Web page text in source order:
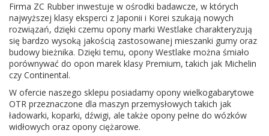
Firma ZC Rubber inwestuje w ośrodki badawcze, w których
najwyższej klasy eksperci z Japonii i Korei szukają nowych
rozwiązań, dzięki czemu opony marki Westlake charakteryzują
się bardzo wysoką jakością zastosowanej mieszanki gumy oraz
budowy bieżnika. Dzięki temu, opony Westlake można śmiało
porównywać do opon marek klasy Premium, takich jak Michelin
czy Continental.
W ofercie naszego sklepu posiadamy opony wielkogabarytowe
OTR przeznaczone dla maszyn przemysłowych takich jak
ładowarki, koparki, dźwigi, ale także opony pełne do wózków
widłowych oraz opony ciężarowe.